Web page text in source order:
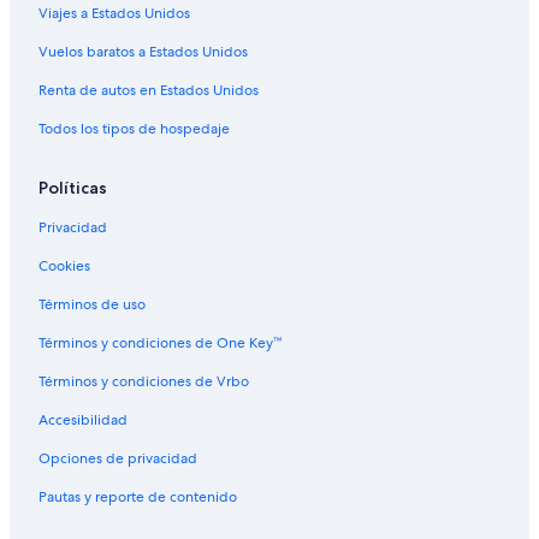
Hoteles de Relais & Chateaux en Champagne-Ardenne
Hoteles en Champagne-Ardenne
Hoteles cerca de Chalons-Vatry
Hoteles en Mareuil-sur-Ay
Hoteles de lujo en Châlons-en-Champagne
Hoteles que aceptan mascotas en Châlons-en-Champagne
Hoteles en Châlons-en-Champagne
Hoteles en Salon
Hoteles cerca de viñedos en Montmort-Lucy
Hoteles en Montmort-Lucy
Hoteles en Étoges
Viajes a Estados Unidos
Vuelos baratos a Estados Unidos
Renta de autos en Estados Unidos
Todos los tipos de hospedaje
Políticas
Privacidad
Cookies
Términos de uso
Términos y condiciones de One Key™
Términos y condiciones de Vrbo
Accesibilidad
Opciones de privacidad
Pautas y reporte de contenido